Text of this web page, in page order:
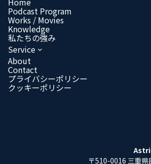
ン
ク
ン
ク
ン
ク
ン
ク
Podcast Program
Works / Movies
Know­ledge
私たちの強み
Service
About
Contact
プライバシーポリシー
クッキーポリシー
〒510-0016 三重